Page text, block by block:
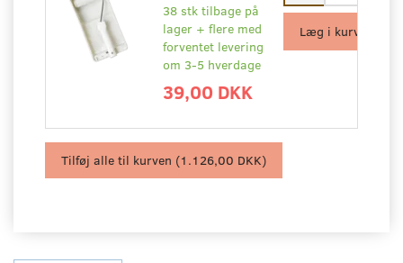
38 stk tilbage på
lager + flere med
forventet levering
om 3-5 hverdage
39,00 DKK
Læg i kurv
Tilføj alle til kurven (1.126,00 DKK)